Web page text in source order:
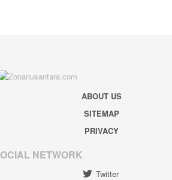
ABOUT US
SITEMAP
PRIVACY
NETWORK
Twitter